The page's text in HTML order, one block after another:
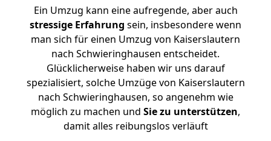
Ein Umzug kann eine aufregende, aber auch
stressige Erfahrung sein, insbesondere wenn
man sich für einen Umzug von Kaiserslautern
nach Schwieringhausen entscheidet.
Glücklicherweise haben wir uns darauf
spezialisiert, solche Umzüge von Kaiserslautern
nach Schwieringhausen, so angenehm wie
möglich zu machen und Sie zu unterstützen,
damit alles reibungslos verläuft